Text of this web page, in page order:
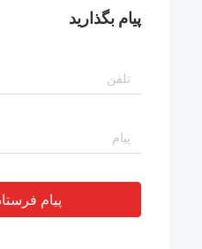
پیام بگذارید
پیام